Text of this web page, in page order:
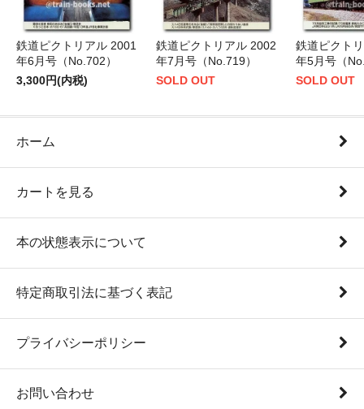
鉄道ピクトリアル 2001
年6月号（No.702）
3,300円(内税)
鉄道ピクトリアル 2002
年7月号（No.719）
SOLD OUT
鉄道ピクト
年5月号（
SOLD OUT
ホーム
カートを見る
本の状態表示について
特定商取引法に基づく表記
プライバシーポリシー
お問い合わせ